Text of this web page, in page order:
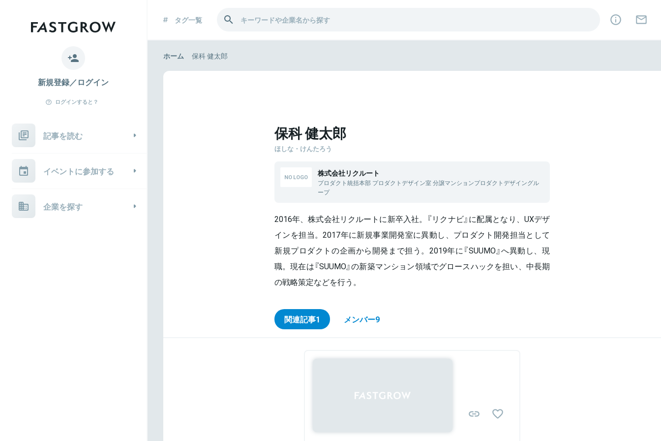
新規登録／ログイン
ログインすると？
記事を読む
イベントに参加する
企業を探す
タグ一覧
ホーム 保科 健太郎
保科 健太郎
ほしな・けんたろう
株式会社リクルート
プロダクト統括本部 プロダクトデザイン室 分譲マンションプロダクトデザイングル
ープ
2016年、株式会社リクルートに新卒入社。『リクナビ』に配属となり、UXデザ
インを担当。2017年に新規事業開発室に異動し、プロダクト開発担当として
新規プロダクトの企画から開発まで担う。2019年に『SUUMO』へ異動し、現
職。現在は『SUUMO』の新築マンション領域でグロースハックを担い、中長期
の戦略策定などを行う。
関連記事1 メンバー9